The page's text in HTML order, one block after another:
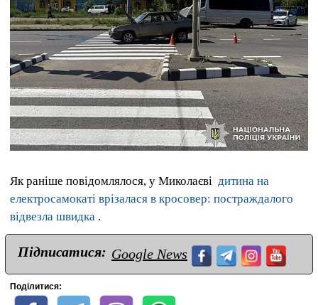
Як раніше повідомлялося, у Миколаєві дитина на
електросамокаті врізалася в кросовер: постраждалого
відвезла швидка .
Підписатися: Google News
Поділитися: